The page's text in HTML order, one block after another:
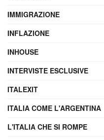
IMMIGRAZIONE
INFLAZIONE
INHOUSE
INTERVISTE ESCLUSIVE
ITALEXIT
ITALIA COME L'ARGENTINA
L'ITALIA CHE SI ROMPE